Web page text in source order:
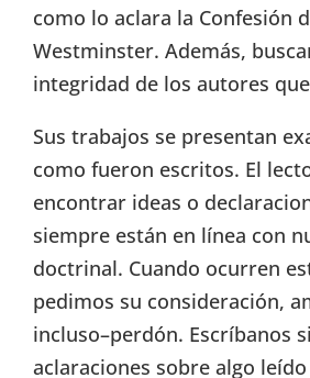
como lo aclara la Confesión
Westminster. Además,
integridad de los autores
Sus trabajos se presentan
como fueron escritos. El
encontrar ideas o
siempre están en línea con
doctrinal. Cuando ocurren
pedimos su consideración,
incluso–perdón. Escríbanos
aclaraciones sobre algo